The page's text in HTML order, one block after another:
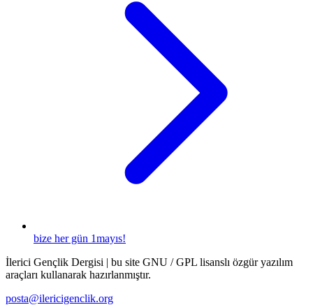
bize her gün 1mayıs!
İlerici Gençlik Dergisi | bu site GNU / GPL lisanslı özgür yazılım
araçları kullanarak hazırlanmıştır.
posta@ilericigenclik.org